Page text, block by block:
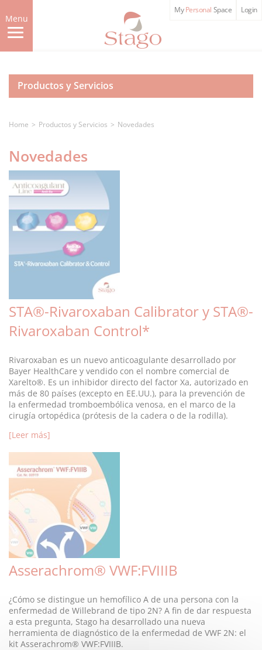
to
main
content
Menu
MyPersonal Space Login
Productos y Servicios
Home Productos y Servicios Novedades
Novedades
STA®-Rivaroxaban Calibrator y STA®-
Rivaroxaban Control*
Rivaroxaban es un nuevo anticoagulante desarrollado por
Bayer HealthCare y vendido con el nombre comercial de
Xarelto®. Es un inhibidor directo del factor Xa, autorizado en
más de 80 países (excepto en EE.UU.), para la prevención de
la enfermedad tromboembólica venosa, en el marco de la
cirugía ortopédica (prótesis de la cadera o de la rodilla).
[Leer más]
Asserachrom® VWF:FVIIIB
¿Cómo se distingue un hemofílico A de una persona con la
enfermedad de Willebrand de tipo 2N? A fin de dar respuesta
a esta pregunta, Stago ha desarrollado una nueva
herramienta de diagnóstico de la enfermedad de VWF 2N: el
kit Asserachrom® VWF:FVIIIB.